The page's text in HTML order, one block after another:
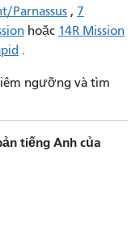
Parnassus , 7
hoặc 14R Mission
.
ngưỡng và tìm
tiếng Anh của